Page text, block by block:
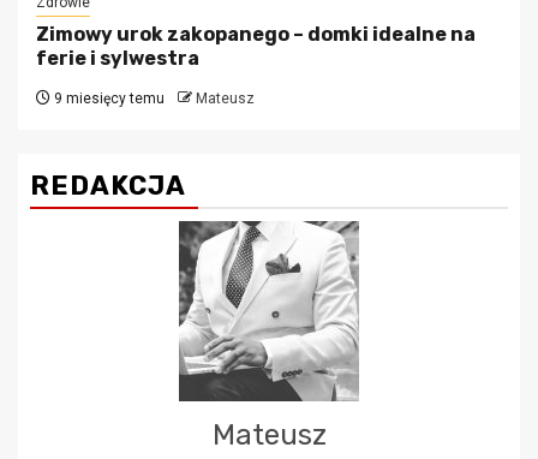
Zimowy urok zakopanego – domki idealne na
ferie i sylwestra
9 miesięcy temu Mateusz
REDAKCJA
Mateusz